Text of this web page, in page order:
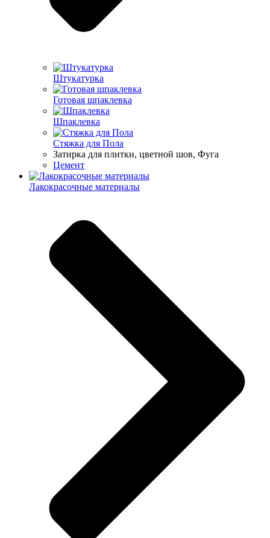
Штукатурка
Готовая шпаклевка
Шпаклевка
Стяжка для Пола
Затирка для плитки, цветной шов, Фуга
Цемент
Лакокрасочные материалы